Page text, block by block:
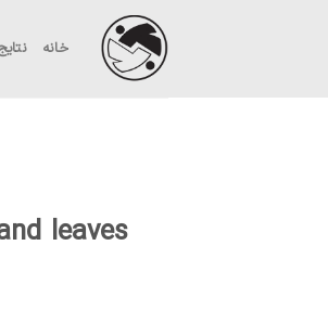
خانه
leaves